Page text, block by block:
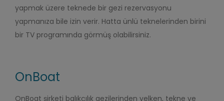
yapmak üzere teknede bir gezi rezervasyonu
yapmanıza bile izin verir. Hatta ünlü teknelerinden birini
bir TV programında görmüş olabilirsiniz.
OnBoat
OnBoat şirketi balıkçılık gezilerinden yelken, tekne ve